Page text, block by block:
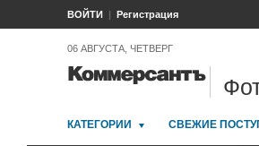
ВОЙТИ Регистрация
06 АВГУСТА, ЧЕТВЕРГ
КАТЕГОРИИ СВЕЖИЕ